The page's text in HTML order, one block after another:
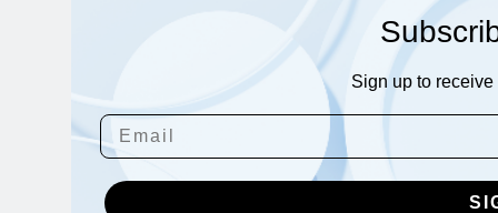
Sign up to